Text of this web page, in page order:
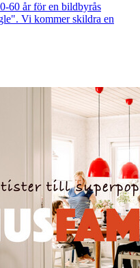
60 år för en bildbyrås
Vi kommer skildra en